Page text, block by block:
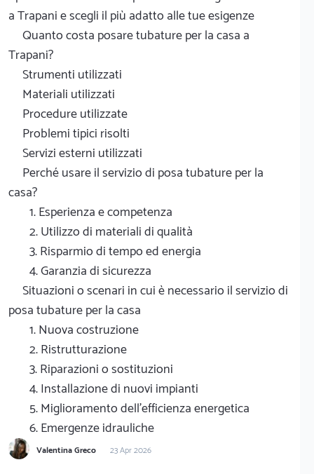
a Trapani e scegli il più adatto alle tue esigenze
Quanto costa posare tubature per la casa a
Trapani?
Strumenti utilizzati
Materiali utilizzati
Procedure utilizzate
Problemi tipici risolti
Servizi esterni utilizzati
Perché usare il servizio di posa tubature per la
casa?
1. Esperienza e competenza
2. Utilizzo di materiali di qualità
3. Risparmio di tempo ed energia
4. Garanzia di sicurezza
Situazioni o scenari in cui è necessario il servizio di
posa tubature per la casa
1. Nuova costruzione
2. Ristrutturazione
3. Riparazioni o sostituzioni
4. Installazione di nuovi impianti
5. Miglioramento dell'efficienza energetica
6. Emergenze idrauliche
Valentina Greco 23 Apr 2026